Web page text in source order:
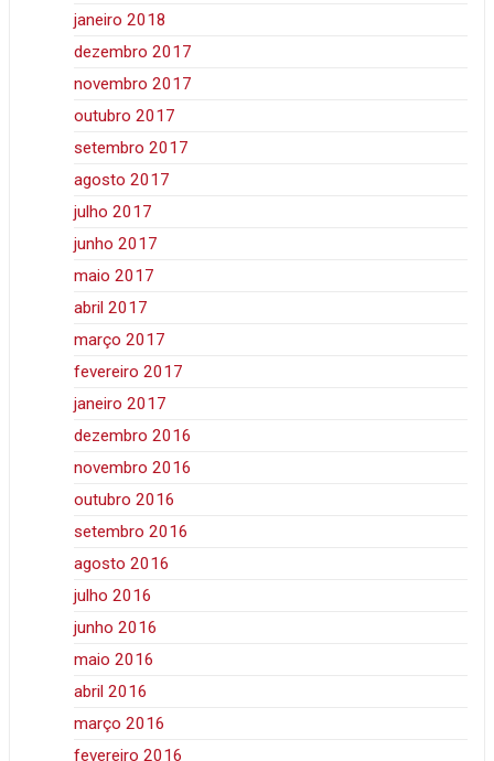
janeiro 2018
dezembro 2017
novembro 2017
outubro 2017
setembro 2017
agosto 2017
julho 2017
junho 2017
maio 2017
abril 2017
março 2017
fevereiro 2017
janeiro 2017
dezembro 2016
novembro 2016
outubro 2016
setembro 2016
agosto 2016
julho 2016
junho 2016
maio 2016
abril 2016
março 2016
fevereiro 2016